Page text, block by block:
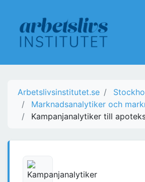
Arbetslivsinstitutet.se
Marknadsanalytiker och
Kampanjanalytiker till